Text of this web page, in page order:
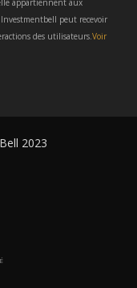
appartiennent aux
Investmentbell peut recevoir
des utilisateurs.Voir
2023